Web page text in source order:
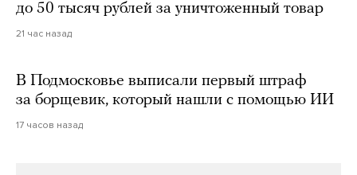
до 50 тысяч рублей за уничтоженный товар
21 час назад
В Подмосковье выписали первый штраф
за борщевик, который нашли с помощью ИИ
17 часов назад